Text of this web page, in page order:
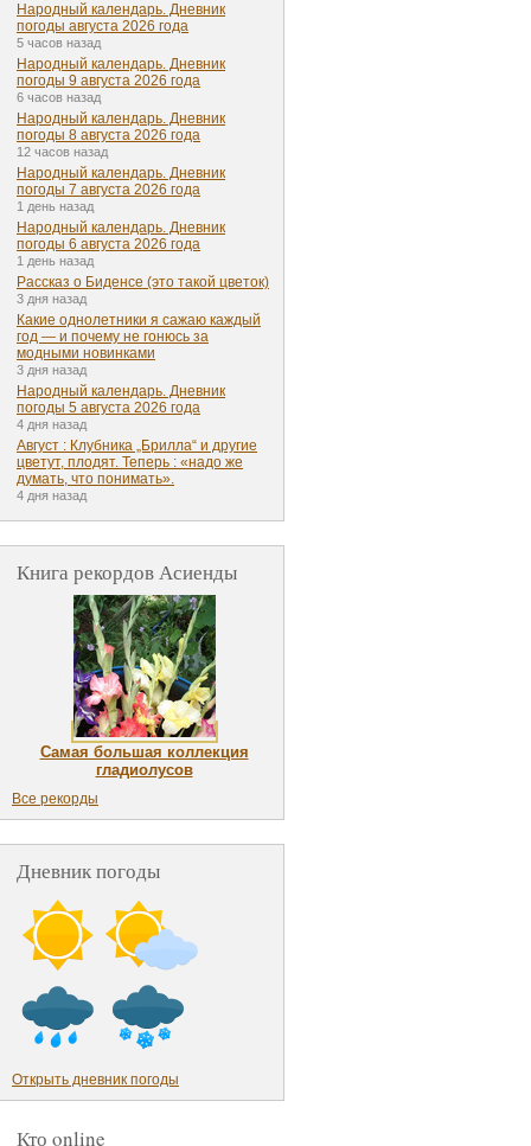
Народный календарь. Дневник
погоды августа 2026 года
5 часов назад
Народный календарь. Дневник
погоды 9 августа 2026 года
6 часов назад
Народный календарь. Дневник
погоды 8 августа 2026 года
12 часов назад
Народный календарь. Дневник
погоды 7 августа 2026 года
1 день назад
Народный календарь. Дневник
погоды 6 августа 2026 года
1 день назад
Рассказ о Биденсе (это такой цветок)
3 дня назад
Какие однолетники я сажаю каждый
год — и почему не гонюсь за
модными новинками
3 дня назад
Народный календарь. Дневник
погоды 5 августа 2026 года
4 дня назад
Август : Клубника „Брилла“ и другие
цветут, плодят. Теперь : «надо же
думать, что понимать».
4 дня назад
Книга рекордов Асиенды
Самая большая коллекция
гладиолусов
Все рекорды
Дневник погоды
Открыть дневник погоды
Кто online